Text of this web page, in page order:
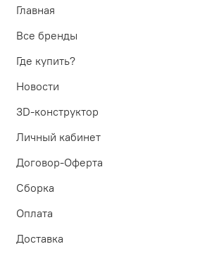
Главная
Все бренды
Где купить?
Новости
3D-конструктор
Личный кабинет
Договор-Оферта
Сборка
Оплата
Доставка